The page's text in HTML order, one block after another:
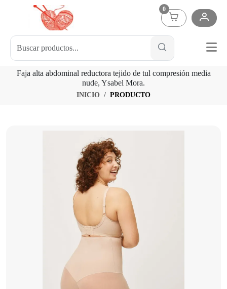
0
Faja alta abdominal reductora tejido de tul compresión media
nude, Ysabel Mora.
INICIO PRODUCTO